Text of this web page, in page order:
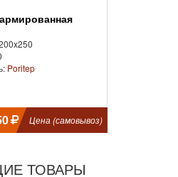
Poritep
Цена (самовывоз)
ТОВАРЫ